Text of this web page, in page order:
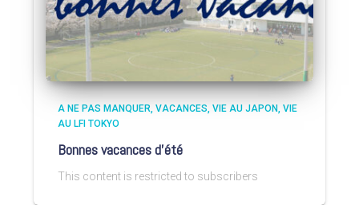
A NE PAS MANQUER VACANCES VIE AU JAPON VIE
AU LFI TOKYO
Bonnes vacances d’été
This content is restricted to subscribers